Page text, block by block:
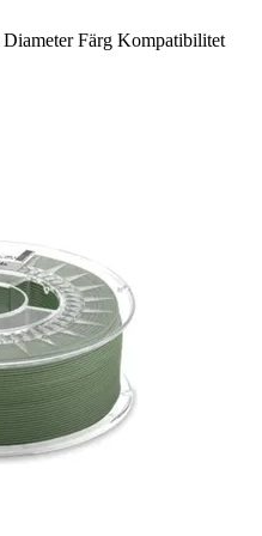
Diameter Färg Kompatibilitet